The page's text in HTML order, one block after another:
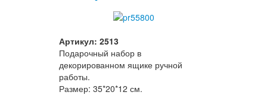
Артикул: 2513
Подарочный набор в
декорированном ящике ручной
работы.
Размер: 35*20*12 см.